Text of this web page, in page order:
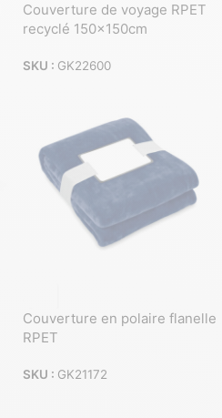
Couverture de voyage RPET
recyclé 150x150cm
SKU : GK22600
Couverture en polaire flanelle
RPET
SKU : GK21172